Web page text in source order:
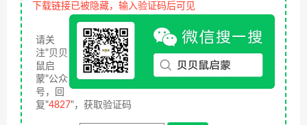
下载链接已被隐藏，输入验证码后可见
请关
注"贝贝
鼠启
蒙"公众
号，回
复"4827"，获取验证码